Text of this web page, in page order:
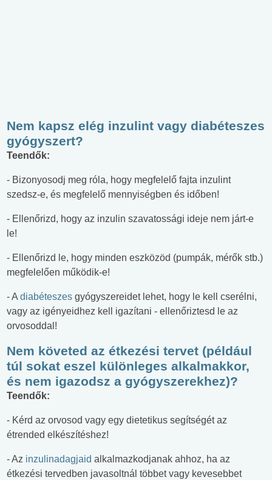
Nem kapsz elég inzulint vagy diabéteszes
gyógyszert?
Teendők:
- Bizonyosodj meg róla, hogy megfelelő fajta inzulint
szedsz-e, és megfelelő mennyiségben és időben!
- Ellenőrizd, hogy az inzulin szavatossági ideje nem járt-e
le!
- Ellenőrizd le, hogy minden eszközöd (pumpák, mérők stb.)
megfelelően működik-e!
- A diabéteszes gyógyszereidet lehet, hogy le kell cserélni,
vagy az igényeidhez kell igazítani - ellenőriztesd le az
orvosoddal!
Nem követed az étkezési tervet (például
túl sokat eszel különleges alkalmakkor,
és nem igazodsz a gyógyszerekhez)?
Teendők:
- Kérd az orvosod vagy egy dietetikus segítségét az
étrended elkészítéshez!
- Az inzulinadagjaid alkalmazkodjanak ahhoz, ha az
étkezési tervedben javasoltnál többet vagy kevesebbet